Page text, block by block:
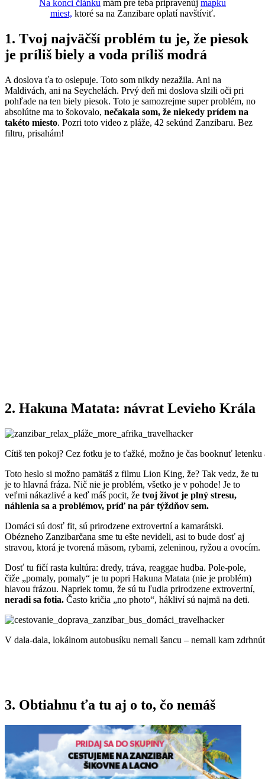
Na konci článku mám pre teba pripravenúj mapku
miest, ktoré sa na Zanzibare oplatí navštíviť.
1. Tvoj najväčší problém tu je, že piesok
je príliš biely a voda príliš modrá
A doslova ťa to oslepuje. Toto som nikdy nezažila. Ani na
Maldivách, ani na Seychelách. Prvý deň mi doslova slzili oči pri
pohľade na ten biely piesok. Toto je samozrejme super problém, no
absolútne ma to šokovalo, nečakala som, že niekedy prídem na
takéto miesto. Pozri toto video z pláže, 42 sekúnd Zanzibaru. Bez
filtru, prisahám!
2. Hakuna Matata: návrat Levieho Krála
Cítiš ten pokoj? Cez fotku je to ťažké, možno je čas booknuť
Toto heslo si možno pamätáš z filmu Lion King, že? Tak vedz, že tu
je to hlavná fráza. Nič nie je problém, všetko je v pohode! Je to
veľmi nákazlivé a keď máš pocit, že tvoj život je plný stresu,
náhlenia sa a problémov, príď na pár týždňov sem.
Domáci sú dosť fit, sú prirodzene extrovertní a kamarátski.
Obézneho Zanzibarčana sme tu ešte nevideli, asi to bude dosť aj
stravou, ktorá je tvorená mäsom, rybami, zeleninou, ryžou a ovocím.
Dosť tu fičí rasta kultúra: dredy, tráva, reaggae hudba. Pole-pole,
čiže „pomaly, pomaly“ je tu popri Hakuna Matata (nie je problém)
hlavou frázou. Napriek tomu, že sú tu ľudia prirodzene extrovertní,
neradi sa fotia. Často kričia „no photo“, hákliví sú najmä na deti.
V dala-dala, lokálnom autobusíku nemali šancu – nemali kam
3. Obtiahnu ťa tu aj o to, čo nemáš